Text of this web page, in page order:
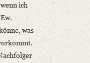
ich
was